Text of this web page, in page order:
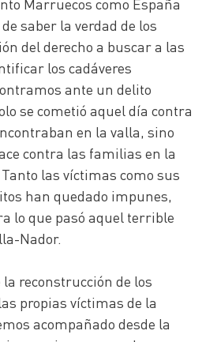
Marruecos como España
saber la verdad de los
del derecho a buscar a las
los cadáveres
ante un delito
se cometió aquel día contra
en la valla, sino
contra las familias en la
las víctimas como sus
han quedado impunes,
lo que pasó aquel terrible
Nador.
reconstrucción de los
propias víctimas de la
acompañado desde la